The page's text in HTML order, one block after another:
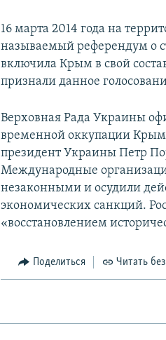
16 марта 2014 года на
называемый референдум о
включила Крым в свой
признали данное
Верховная Рада Украины
временной оккупации Крыма
президент Украины Петр
Международные
незаконными и осудили
экономических санкций.
«восстановлением
Поделиться Читать